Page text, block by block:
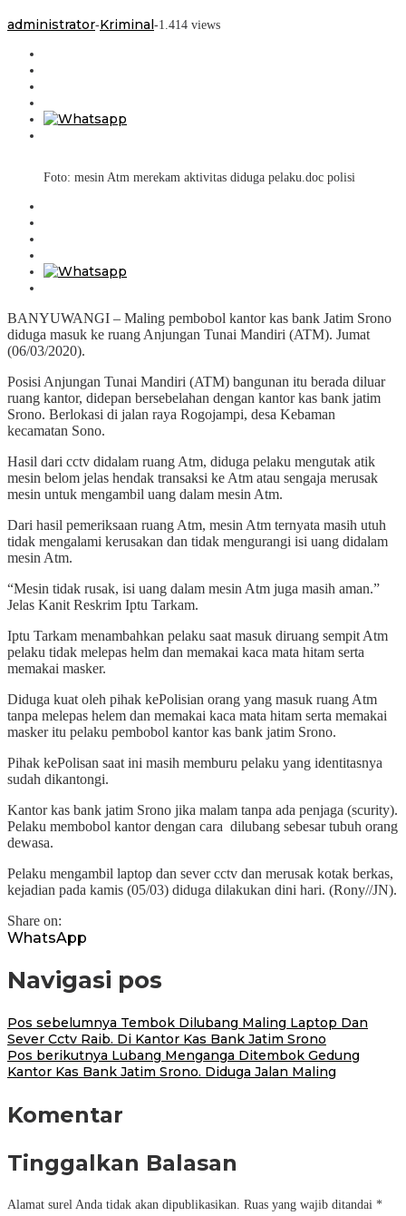
administrator-Kriminal-1.414 views
Foto: mesin Atm merekam aktivitas diduga pelaku.doc polisi
BANYUWANGI – Maling pembobol kantor kas bank Jatim Srono
diduga masuk ke ruang Anjungan Tunai Mandiri (ATM). Jumat
(06/03/2020).
Posisi Anjungan Tunai Mandiri (ATM) bangunan itu berada diluar
ruang kantor, didepan bersebelahan dengan kantor kas bank jatim
Srono. Berlokasi di jalan raya Rogojampi, desa Kebaman
kecamatan Sono.
Hasil dari cctv didalam ruang Atm, diduga pelaku mengutak atik
mesin belom jelas hendak transaksi ke Atm atau sengaja merusak
mesin untuk mengambil uang dalam mesin Atm.
Dari hasil pemeriksaan ruang Atm, mesin Atm ternyata masih utuh
tidak mengalami kerusakan dan tidak mengurangi isi uang didalam
mesin Atm.
“Mesin tidak rusak, isi uang dalam mesin Atm juga masih aman.”
Jelas Kanit Reskrim Iptu Tarkam.
Iptu Tarkam menambahkan pelaku saat masuk diruang sempit Atm
pelaku tidak melepas helm dan memakai kaca mata hitam serta
memakai masker.
Diduga kuat oleh pihak kePolisian orang yang masuk ruang Atm
tanpa melepas helem dan memakai kaca mata hitam serta memakai
masker itu pelaku pembobol kantor kas bank jatim Srono.
Pihak kePolisan saat ini masih memburu pelaku yang identitasnya
sudah dikantongi.
Kantor kas bank jatim Srono jika malam tanpa ada penjaga (scurity).
Pelaku membobol kantor dengan cara dilubang sebesar tubuh orang
dewasa.
Pelaku mengambil laptop dan sever cctv dan merusak kotak berkas,
kejadian pada kamis (05/03) diduga dilakukan dini hari. (Rony//JN).
Share on:
WhatsApp
Navigasi pos
Pos sebelumnya Tembok Dilubang Maling Laptop Dan
Sever Cctv Raib. Di Kantor Kas Bank Jatim Srono
Pos berikutnya Lubang Menganga Ditembok Gedung
Kantor Kas Bank Jatim Srono. Diduga Jalan Maling
Komentar
Tinggalkan Balasan
Alamat surel Anda tidak akan dipublikasikan. Ruas yang wajib ditandai *